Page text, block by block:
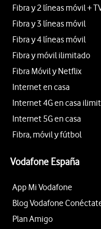
Fibra y 2 líneas móvil +
Fibra y 3 líneas móvil
Fibra y 4 líneas móvil
Fibra y móvil ilimitado
Fibra Móvil y Netflix
Internet en casa
Internet 4G en casa
Internet 5G en casa
Fibra, móvil y fútbol
Vodafone España
App Mi Vodafone
Blog Vodafone
Plan Amigo